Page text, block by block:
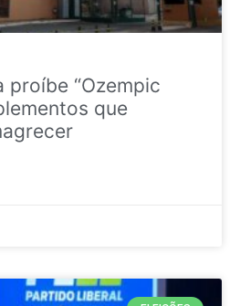
proíbe “Ozempic
que